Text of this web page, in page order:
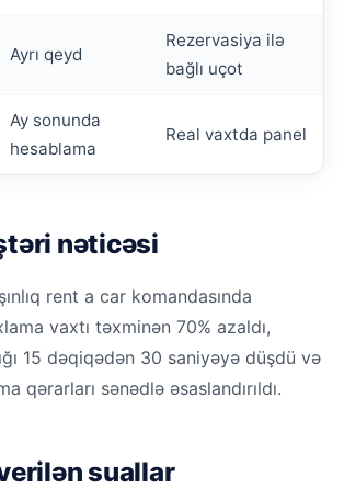
Ayrı qeyd
Rezervasiya ilə
bağlı uçot
Ay sonunda
hesablama
Real vaxtda panel
nəticəsi
rent a car komandasında
vaxtı təxminən 70% azaldı,
15 dəqiqədən 30 saniyəyə düşdü və
qərarları sənədlə əsaslandırıldı.
suallar